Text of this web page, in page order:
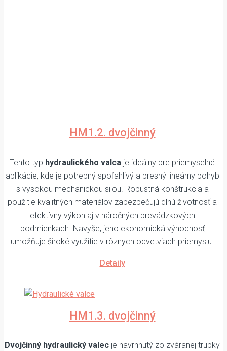
HM1.2. dvojčinný
Tento typ hydraulického valca je ideálny pre priemyselné
aplikácie, kde je potrebný spoľahlivý a presný lineárny pohyb
s vysokou mechanickou silou. Robustná konštrukcia a
použitie kvalitných materiálov zabezpečujú dlhú životnosť a
efektívny výkon aj v náročných prevádzkových
podmienkach. Navyše, jeho ekonomická výhodnosť
umožňuje široké využitie v rôznych odvetviach priemyslu.
Detaily
HM1.3. dvojčinný
Dvojčinný hydraulický valec je navrhnutý zo zváranej trubky